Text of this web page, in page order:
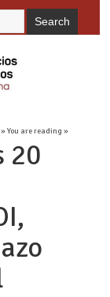
You are reading »
20